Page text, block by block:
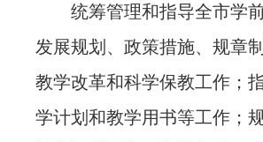
统筹管理和指导全市学
发展规划、政策措施、规章
教学改革和科学保教工作；
学计划和教学用书等工作；